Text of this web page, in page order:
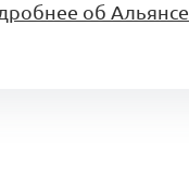
об Альянсе